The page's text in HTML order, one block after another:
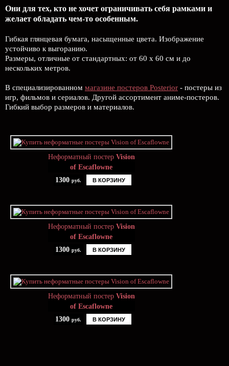
Они для тех, кто не хочет ограничивать себя рамками и
желает обладать чем-то особенным.
Гибкая глянцевая бумага, насыщенные цвета. Изображение
устойчиво к выгоранию.
Размеры, отличные от стандартных: от 60 х 60 см и до
нескольких метров.
В специализированном магазине постеров Posterior - постеры из
игр, фильмов и сериалов. Другой ассортимент аниме-постеров.
Гибкий выбор размеров и материалов.
Неформатный постер Vision
of Escaflowne
1300 руб. В КОРЗИНУ
Неформатный постер Vision
of Escaflowne
1300 руб. В КОРЗИНУ
Неформатный постер Vision
of Escaflowne
1300 руб. В КОРЗИНУ